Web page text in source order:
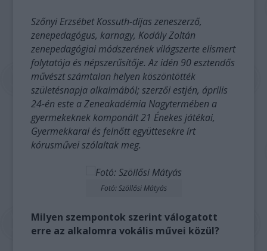
Szőnyi Erzsébet Kossuth-díjas zeneszerző,
zenepedagógus, karnagy, Kodály Zoltán
zenepedagógiai módszerének világszerte elismert
folytatója és népszerűsítője. Az idén 90 esztendős
művészt számtalan helyen köszöntötték
születésnapja alkalmából; szerzői estjén, április
24-én este a Zeneakadémia Nagytermében a
gyermekeknek komponált 21 Énekes játékai,
Gyermekkarai és felnőtt együttesekre írt
kórusművei szólaltak meg.
Fotó: Szöllősi Mátyás
Milyen szempontok szerint válogatott
erre az alkalomra vokális művei közül?